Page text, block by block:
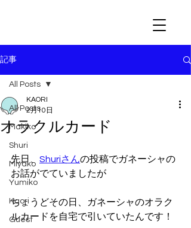
記事
All Posts
Makiko
Shuri
Miyako
Yumiko
Kaori
Guest
All Posts
オラクルカード
KAORI
2月10日
先日、 Shuriさんの投稿でガネーシャの
お話がでていましたが
ちょうどその日、ガネーシャのオラク
ルカードを自宅で引いていたんです！